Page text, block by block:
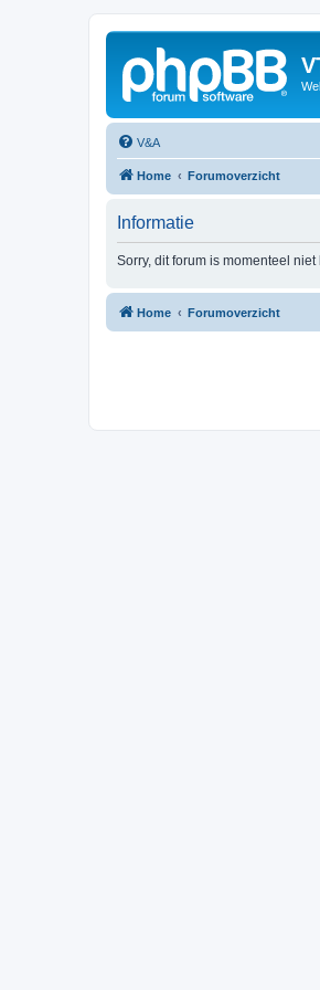
V&A
Home Forumoverzicht
Informatie
Sorry, dit forum is momenteel niet
Home Forumoverzicht